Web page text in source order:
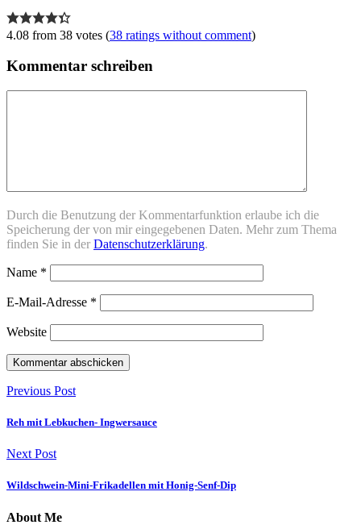
4.08 from 38 votes (38 ratings without comment)
Kommentar schreiben
Durch die Benutzung der Kommentarfunktion erlaube ich die
Speicherung der von mir eingegebenen Daten. Mehr zum Thema
finden Sie in der Datenschutzerklärung.
Name *
E-Mail-Adresse *
Website
Previous Post
Reh mit Lebkuchen- Ingwersauce
Next Post
Wildschwein-Mini-Frikadellen mit Honig-Senf-Dip
About Me